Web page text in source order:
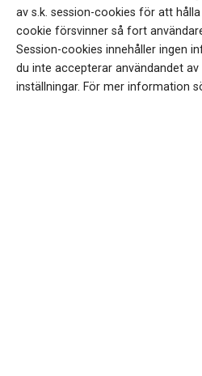
av s.k. session-cookies för att
cookie försvinner så fort
Session-cookies innehåller ingen
du inte accepterar användandet
inställningar. För mer information